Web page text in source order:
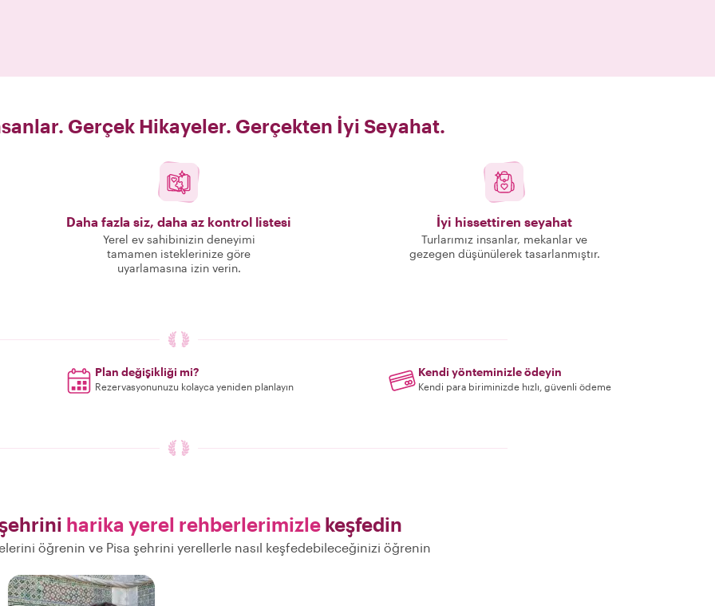
Gerçek Hikayeler. Gerçekten İyi Seyahat.
Daha fazla siz, daha az kontrol listesi
Yerel ev sahibinizin deneyimi
tamamen isteklerinize göre
uyarlamasına izin verin.
İyi hissettiren seyahat
Turlarımız insanlar, mekanlar ve
gezegen düşünülerek tasarlanmıştır.
Plan değişikliği mi?
Rezervasyonunuzu kolayca yeniden planlayın
Kendi yönteminizle ödeyin
Kendi para biriminizde hızlı, güvenli ödeme
harika yerel rehberlerimizlekeşfedin
öğrenin ve Pisa şehrini yerellerle nasıl keşfedebileceğinizi öğrenin